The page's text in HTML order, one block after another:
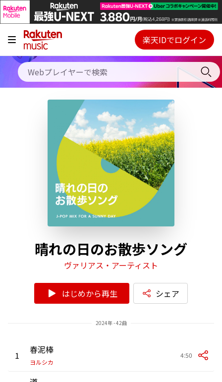
キャンペーン
料金プラン
使い方
初回30日間無料お試し
Webプレイヤー
ご契約内容の確認・変更
楽天IDでログイン
晴れの日のお散歩ソング
ヴァリアス・アーティスト
はじめから再生 シェア
2024年 - 42曲
1 春泥棒
ヨルシカ
4:50